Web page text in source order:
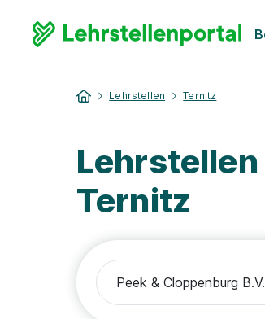
Lehrstellen Ternitz
Lehrstellen
Ternitz